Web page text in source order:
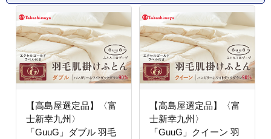
2500000円 250万円
300万円
【高島屋選定品】〈富
士新幸九州〉
「GuuG」ダブル 羽毛
【高島屋選定品】〈富
士新幸九州〉
「GuuG」クイーン 羽